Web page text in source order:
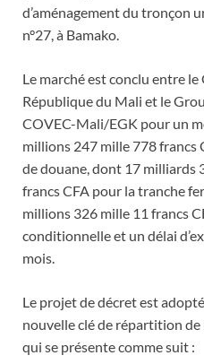
d’aménagement du tronçon
n°27, à Bamako.
Le marché est conclu entre
République du Mali et le
COVEC-Mali/EGK pour un
millions 247 mille 778 francs
de douane, dont 17 milliards
francs CFA pour la tranche
millions 326 mille 11 francs
conditionnelle et un délai
mois.
Le projet de décret est
nouvelle clé de répartition
qui se présente comme suit :